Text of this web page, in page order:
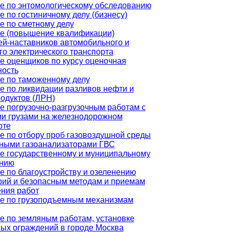
по энтомологическому обследованию
по гостиничному делу (бизнесу)
по сметному делу
(повышение квалификации)
наставников автомобильного и
электрического транспорта
оценщиков по курсу оценочная
по таможенному делу
по ликвидации разливов нефти и
(ЛРН)
погрузочно-разгрузочным работам с
грузами на железнодорожном
по отбору проб газовоздушной среды
газоанализаторами ГВС
государственному и муниципальному
по благоустройству и озеленению
и безопасным методам и приемам
работ
по грузоподъемным механизмам
по земляным работам, установке
ограждений в городе Москва